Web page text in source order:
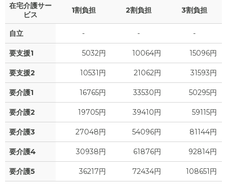
家賃 4.5
食費 ? 3.2 万円
水道・光熱費 0
上乗せ介護費 ? 0 万円
その他 0 万円
介護保険料 -
在宅介護サー
ビス
1割負担 2割負担 3割負担
自立 - - -
要支援1 5032円 10064円 15096円
要支援2 10531円 21062円 31593円
要介護1 16765円 33530円 50295円
要介護2 19705円 39410円 59115円
要介護3 27048円 54096円 81144円
要介護4 30938円 61876円 92814円
要介護5 36217円 72434円 108651円